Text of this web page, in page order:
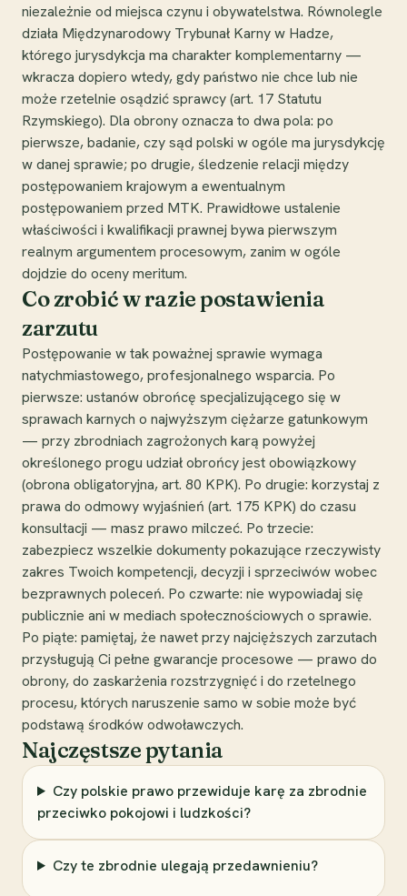
niezależnie od miejsca czynu i obywatelstwa. Równolegle
działa Międzynarodowy Trybunał Karny w Hadze,
którego jurysdykcja ma charakter komplementarny —
wkracza dopiero wtedy, gdy państwo nie chce lub nie
może rzetelnie osądzić sprawcy (art. 17 Statutu
Rzymskiego). Dla obrony oznacza to dwa pola: po
pierwsze, badanie, czy sąd polski w ogóle ma jurysdykcję
w danej sprawie; po drugie, śledzenie relacji między
postępowaniem krajowym a ewentualnym
postępowaniem przed MTK. Prawidłowe ustalenie
właściwości i kwalifikacji prawnej bywa pierwszym
realnym argumentem procesowym, zanim w ogóle
dojdzie do oceny meritum.
Co zrobić w razie postawienia
zarzutu
Postępowanie w tak poważnej sprawie wymaga
natychmiastowego, profesjonalnego wsparcia. Po
pierwsze: ustanów obrońcę specjalizującego się w
sprawach karnych o najwyższym ciężarze gatunkowym
— przy zbrodniach zagrożonych karą powyżej
określonego progu udział obrońcy jest obowiązkowy
(obrona obligatoryjna, art. 80 KPK). Po drugie: korzystaj z
prawa do odmowy wyjaśnień (art. 175 KPK) do czasu
konsultacji — masz prawo milczeć. Po trzecie:
zabezpiecz wszelkie dokumenty pokazujące rzeczywisty
zakres Twoich kompetencji, decyzji i sprzeciwów wobec
bezprawnych poleceń. Po czwarte: nie wypowiadaj się
publicznie ani w mediach społecznościowych o sprawie.
Po piąte: pamiętaj, że nawet przy najcięższych zarzutach
przysługują Ci pełne gwarancje procesowe — prawo do
obrony, do zaskarżenia rozstrzygnięć i do rzetelnego
procesu, których naruszenie samo w sobie może być
podstawą środków odwoławczych.
Najczęstsze pytania
Czy polskie prawo przewiduje karę za zbrodnie
przeciwko pokojowi i ludzkości?
Czy te zbrodnie ulegają przedawnieniu?